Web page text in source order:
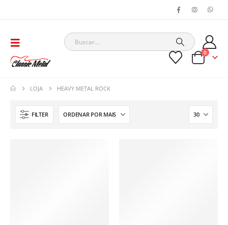
0
LOJA HEAVY METAL ROCK
FILTER